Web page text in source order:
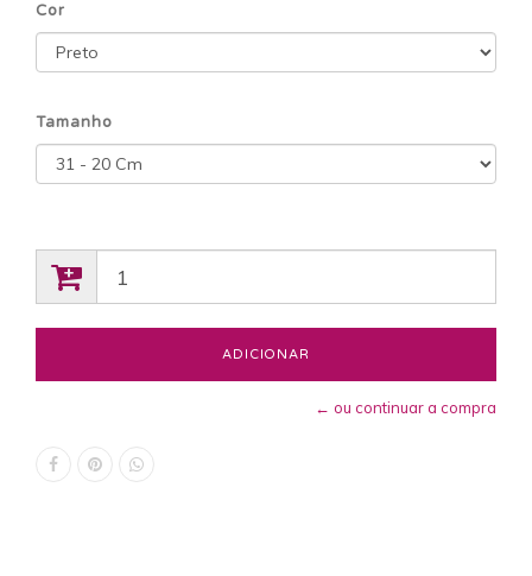
Cor
Tamanho
← ou continuar a compra